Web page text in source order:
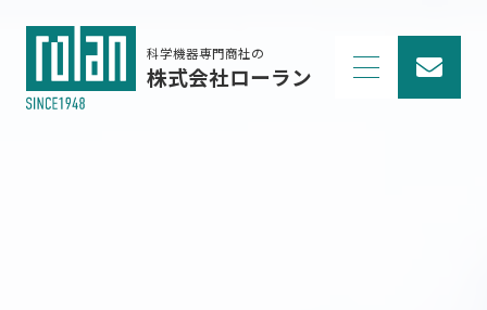
科学機器専門商社の
株式会社ローラン